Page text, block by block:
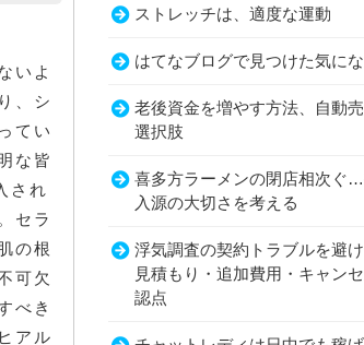
と良いと思います…
いよ
、シ
てい
な皆
され
セラ
の根
可欠
べき
アル
ストレッチは、適度な運動
はてなブログで見つけた気に
老後資金を増やす方法、自動
選択肢
喜多方ラーメンの閉店相次ぐ
入源の大切さを考える
浮気調査の契約トラブルを避
見積もり・追加費用・キャン
認点